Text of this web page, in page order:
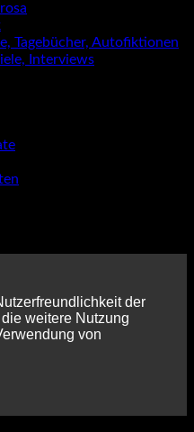
Tagebücher, Autofiktionen
Interviews
der
weitere Nutzung
von